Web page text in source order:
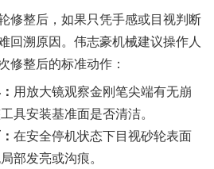
修整后，如果只凭手感或目视判断
回溯原因。伟志豪机械建议操作人
修整后的标准动作：
用放大镜观察金刚笔尖端有无崩
具安装基准面是否清洁。
在安全停机状态下目视砂轮表面
部发亮或沟痕。